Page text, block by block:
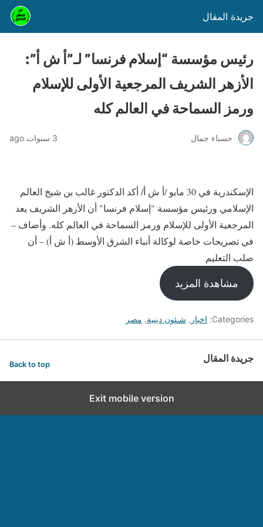
جريدة المقال
رئيس مؤسسة “إسلام فرنسا” لـ”أ ش أ”:
الأزهر الشريف المرجعية الأولى للإسلام
ورمز السماحة في العالم كله
حسناء جمال 3 سنوات ago
الإسكندرية في 30 مايو /أ ش أ/ أكد الدكتور غالب بن شيخ العالم
الإسلامي ورئيس مؤسسة "إسلام فرنسا" أن الأزهر الشريف يعد
المرجعية الأولى للإسلام ورمز السماحة في العالم كله. وأضاف –
في تصريحات خاصة لوكالة أنباء الشرق الأوسط (أ ش أ) – أن
صلب التعليم
مشاهدة المزيد
Categories: اخبار , شـئون دينية, مصر
جريدة المقال Back to top
Exit mobile version